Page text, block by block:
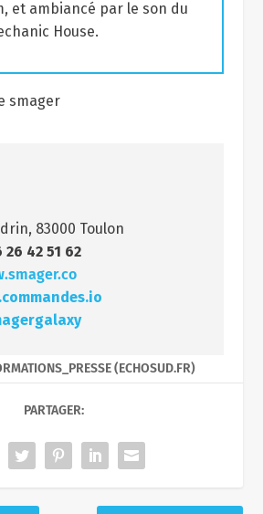
et ambiancé par le son du
House.
83000 Toulon
26 42 51 62
(ECHOSUD.FR)
PARTAGER: